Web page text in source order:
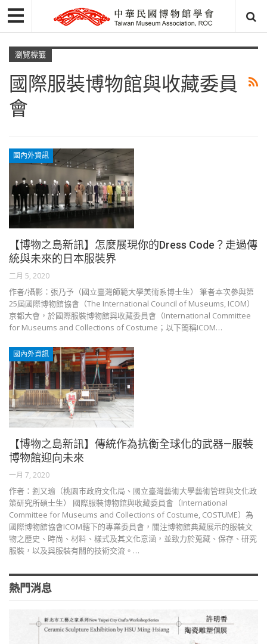
瀏覽標籤
國際服裝博物館與收藏委員
會
國內外資訊
【博物之島新訊】怎麼展現你的Dress Code？走過傳
統與未來的日本服裝界
二月 5, 2020
作者∕攝影：張乃予（國立臺灣師範大學美術系博士生） 筆者本次參與第
25屆國際博物館協會（The International Council of Museums, ICOM）
京都大會，於國際服裝博物館與收藏委員會（International Committee
for Museums and Collections of Costume；以下簡稱ICOM…
國內外資訊
【博物之島新訊】傳統作為抗衡全球化的武器—服裝
博物館迎向未來
一月 7, 2020
作者：劉又瑜（桃園市政府文化局、國立臺灣藝術大學藝術管理與文化政
策研究所碩士生） 國際服裝博物館與收藏委員會（International
Committee for Museums and Collections of Costume, COSTUME）為
國際博物館協會ICOM轄下的專業委員會，關注博物館典藏展示的服裝文
物之歷史、時尚、材料、樣式及其文化意涵，並致力於蒐藏、保存、研究
服裝，以及與服裝有關的技術交流。…
熱門消息